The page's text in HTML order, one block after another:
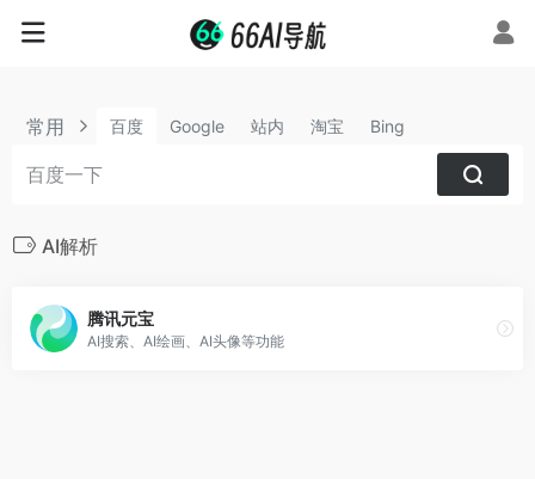
常用 百度 Google 站内 淘宝 Bing
AI解析
腾讯元宝
AI搜索、AI绘画、AI头像等功能